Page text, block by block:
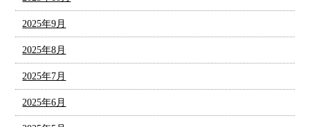
2025年9月
2025年8月
2025年7月
2025年6月